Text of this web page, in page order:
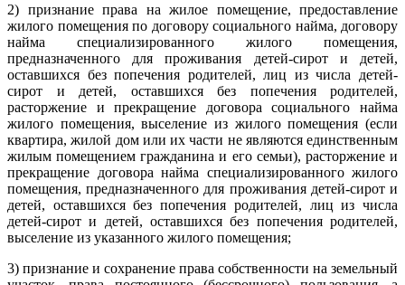
2) признание права на жилое помещение, предоставление
жилого помещения по договору социального найма, договору
найма специализированного жилого помещения,
предназначенного для проживания детей-сирот и детей,
оставшихся без попечения родителей, лиц из числа детей-
сирот и детей, оставшихся без попечения родителей,
расторжение и прекращение договора социального найма
жилого помещения, выселение из жилого помещения (если
квартира, жилой дом или их части не являются единственным
жилым помещением гражданина и его семьи), расторжение и
прекращение договора найма специализированного жилого
помещения, предназначенного для проживания детей-сирот и
детей, оставшихся без попечения родителей, лиц из числа
детей-сирот и детей, оставшихся без попечения родителей,
выселение из указанного жилого помещения;
3) признание и сохранение права собственности на земельный